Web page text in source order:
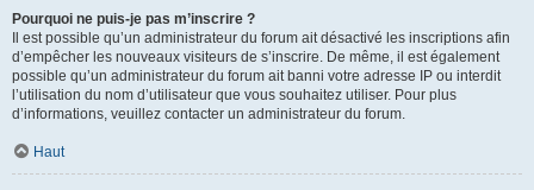
Pourquoi ne puis-je pas m’inscrire ?
Il est possible qu’un administrateur du forum ait désactivé les inscriptions afin
d’empêcher les nouveaux visiteurs de s’inscrire. De même, il est également
possible qu’un administrateur du forum ait banni votre adresse IP ou interdit
l’utilisation du nom d’utilisateur que vous souhaitez utiliser. Pour plus
d’informations, veuillez contacter un administrateur du forum.
Haut